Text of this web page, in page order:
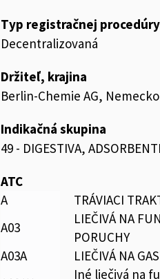
Typ registračnej procedúry
Decentralizovaná
Držiteľ, krajina
Berlin-Chemie AG, Nemecko
Indikačná skupina
49 - DIGESTIVA,
ATC
A
TRÁVIACI
A03
LIEČIVÁ NA
PORUCHY
A03A
LIEČIVÁ NA
Iné liečivá na